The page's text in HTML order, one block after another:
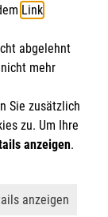
Link.
abgelehnt
mehr
Sie zusätzlich
zu. Um Ihre
anzeigen.
anzeigen